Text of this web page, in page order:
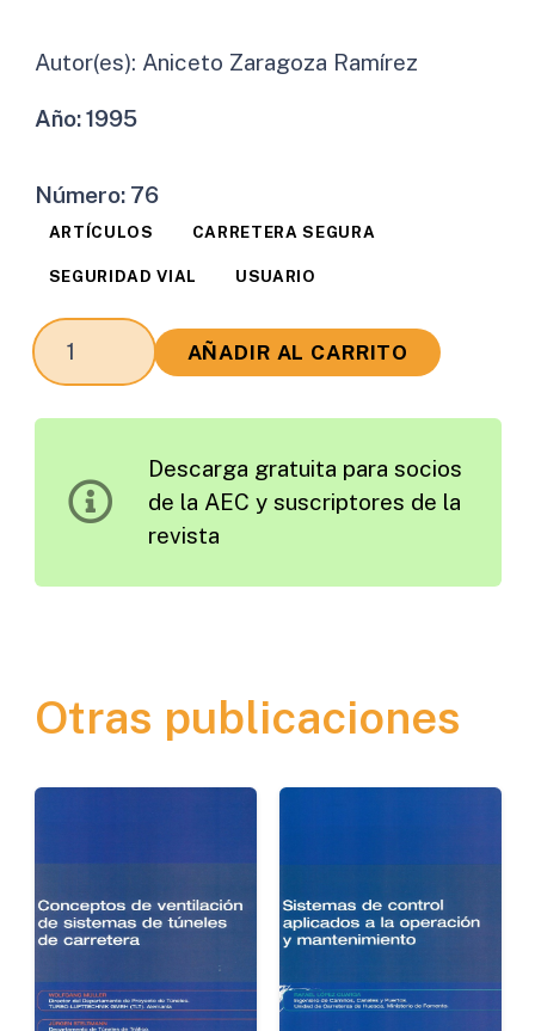
Autor(es): Aniceto Zaragoza Ramírez
Año:1995
Número: 76
ARTÍCULOS CARRETERA SEGURA
SEGURIDAD VIAL USUARIO
La
Incidencia
para
su
AÑADIR AL CARRITO
Descarga gratuita para socios
de la AEC y suscriptores de la
revista
Otras publicaciones